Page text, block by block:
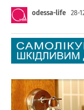
odessa-life 28-